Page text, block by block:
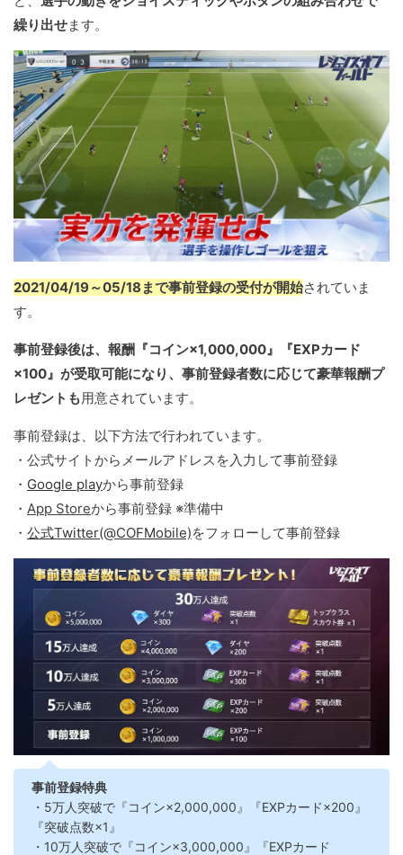
繰り出せます。
2021/04/19～05/18まで事前登録の受付が開始されていま
す。
事前登録後は、報酬『コイン×1,000,000』『EXPカード
×100』が受取可能になり、事前登録者数に応じて豪華報酬プ
レゼントも用意されています。
事前登録は、以下方法で行われています。
・公式サイトからメールアドレスを入力して事前登録
・ Google playから事前登録
・ App Storeから事前登録 ※準備中
・ 公式Twitter(@COFMobile)をフォローして事前登録
事前登録特典
・5万人突破で『コイン×2,000,000』『EXPカード×200』
『突破点数×1』
・10万人突破で『コイン×3,000,000』『EXPカード